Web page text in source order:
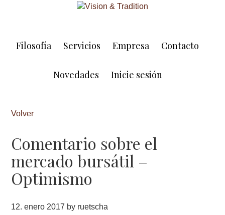
Filosofía Servicios Empresa Contacto
Novedades Inicie sesión
Volver
Comentario sobre el
mercado bursátil –
Optimismo
12. enero 2017 by ruetscha